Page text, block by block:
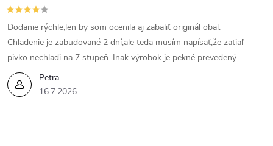
Petra
16.7.2026
Dodanie rýchle,len by som ocenila aj zabaliť originál obal.
Chladenie je zabudované 2 dní,ale teda musím napísať,že zatiaľ
pivko nechladi na 7 stupeň. Inak výrobok je pekné prevedený.